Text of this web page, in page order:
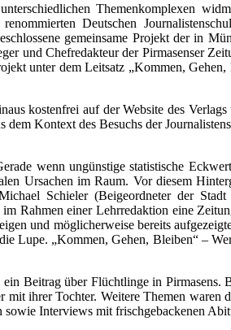
Themenkomplexen
Deutschen
gemeinsame Projekt der in
und Chefredakteur der Pirmasenser
unter dem Leitsatz „Kommen,
kostenfrei auf der Website des Verlags
Kontext des Besuchs der
wenn ungünstige statistische
Ursachen im Raum. Vor diesem
Schieler (Beigeordneter der
Rahmen einer Lehrredaktion eine
und möglicherweise bereits
Lupe. „Kommen, Gehen, Bleiben“ –
Beitrag über Flüchtlinge in Pirmasens.
ihrer Tochter. Weitere Themen waren
Interviews mit frischgebackenen